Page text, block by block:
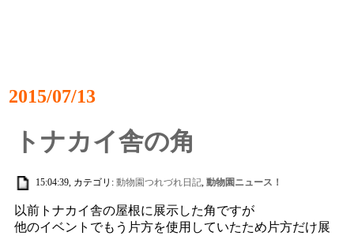
2015/07/13
トナカイ舎の角
15:04:39, カテゴリ:動物園つれづれ日記,動物園ニュース！
以前トナカイ舎の屋根に展示した角ですが
他のイベントでもう片方を使用していたため片方だけ展